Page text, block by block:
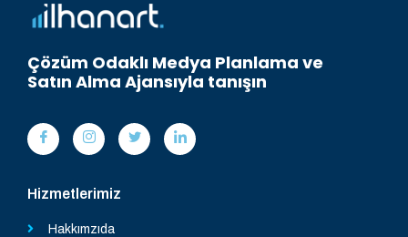
Çözüm Odaklı Medya Planlama ve
Satın Alma Ajansıyla tanışın
Hizmetlerimiz
Hakkımzıda